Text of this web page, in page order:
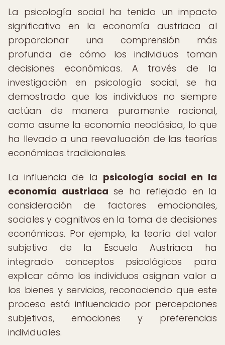
La psicología social ha tenido un impacto
significativo en la economía austriaca al
proporcionar una comprensión más
profunda de cómo los individuos toman
decisiones económicas. A través de la
investigación en psicología social, se ha
demostrado que los individuos no siempre
actúan de manera puramente racional,
como asume la economía neoclásica, lo que
ha llevado a una reevaluación de las teorías
económicas tradicionales.
La influencia de la psicología social en la
economía austriaca se ha reflejado en la
consideración de factores emocionales,
sociales y cognitivos en la toma de decisiones
económicas. Por ejemplo, la teoría del valor
subjetivo de la Escuela Austriaca ha
integrado conceptos psicológicos para
explicar cómo los individuos asignan valor a
los bienes y servicios, reconociendo que este
proceso está influenciado por percepciones
subjetivas, emociones y preferencias
individuales.